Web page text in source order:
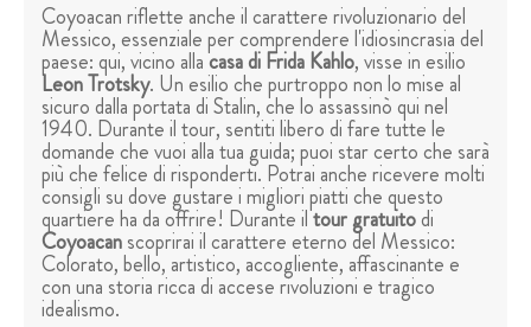
Coyoacan riflette anche il carattere rivoluzionario del
Messico, essenziale per comprendere l'idiosincrasia del
paese: qui, vicino allacasa di Frida Kahlo, visse in esilio
Leon Trotsky. Un esilio che purtroppo non lo mise al
sicuro dalla portata di Stalin, che lo assassinò qui nel
1940. Durante il tour, sentiti libero di fare tutte le
domande che vuoi alla tua guida; puoi star certo che sarà
più che felice di risponderti. Potrai anche ricevere molti
consigli su dove gustare i migliori piatti che questo
quartiere ha da offrire! Durante iltour gratuitodi
Coyoacanscoprirai il carattere eterno del Messico:
Colorato, bello, artistico, accogliente, affascinante e
con una storia ricca di accese rivoluzioni e tragico
idealismo.